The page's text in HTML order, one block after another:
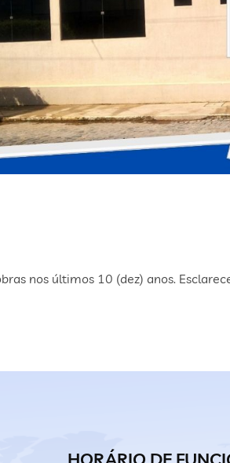
nos últimos 10 (dez) anos.